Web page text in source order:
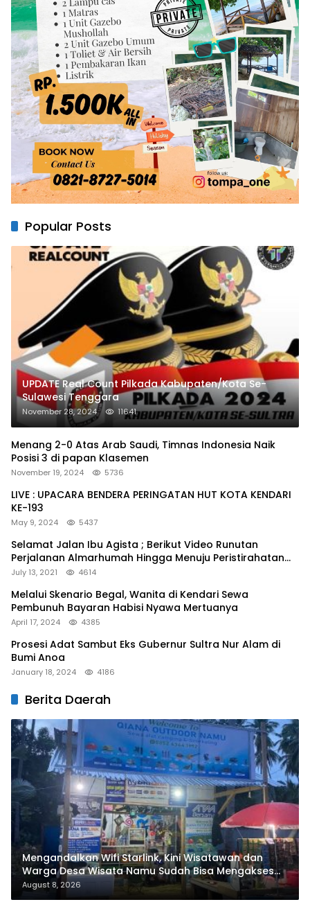
Popular Posts
UPDATE Real Count Pilkada Kabupaten/Kota Se-
Sulawesi Tenggara
November 28, 2024 11641
Menang 2-0 Atas Arab Saudi, Timnas Indonesia Naik
Posisi 3 di papan Klasemen
November 19, 2024 5736
LIVE : UPACARA BENDERA PERINGATAN HUT KOTA KENDARI
KE-193
May 9, 2024 5437
Selamat Jalan Ibu Agista ; Berikut Video Runutan
Perjalanan Almarhumah Hingga Menuju Peristirahatan
Terakhir
July 13, 2021 4614
Melalui Skenario Begal, Wanita di Kendari Sewa
Pembunuh Bayaran Habisi Nyawa Mertuanya
April 17, 2024 4385
Prosesi Adat Sambut Eks Gubernur Sultra Nur Alam di
Bumi Anoa
January 18, 2024 4186
Berita Daerah
Mengandalkan Wifi Starlink, Kini Wisatawan dan
Warga Desa Wisata Namu Sudah Bisa Mengakses
Transaksi Digital
August 8, 2026